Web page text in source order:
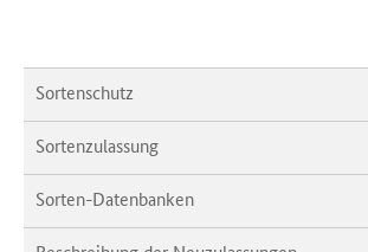
Sortenschutz
Sortenzulassung
Sorten-Datenbanken